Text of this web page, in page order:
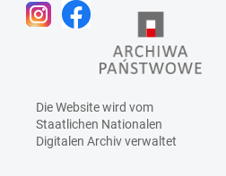
Die Website wird vom
Staatlichen Nationalen
Digitalen Archivverwaltet